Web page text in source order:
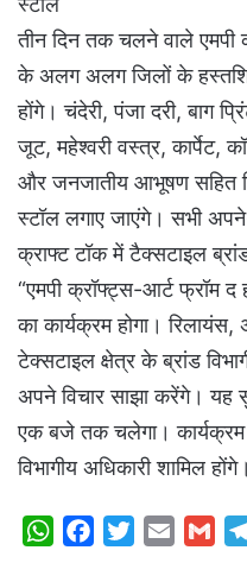
तीन दिन तक चलने वाले एमपी
के अलग अलग जिलों के
होंगे। चंदेरी, पंजा दरी, बाग
जूट, महेश्वरी वस्त्र, कार्पेट,
और जनजातीय आभूषण सहित
स्टॉल लगाए जाएंगे। सभी
क्राफ्ट टॉक में टैक्सटाइल
“एमपी क्रॉफ्ट्स-आर्ट फ्रॉम द
का कार्यक्रम होगा।
टेक्सटाइल क्षेत्र के ब्रांड
अपने विचार साझा करेंगे।
एक बजे तक चलेगा। कार्यक्रम
विभागीय अधिकारी शामिल होंगे।
W